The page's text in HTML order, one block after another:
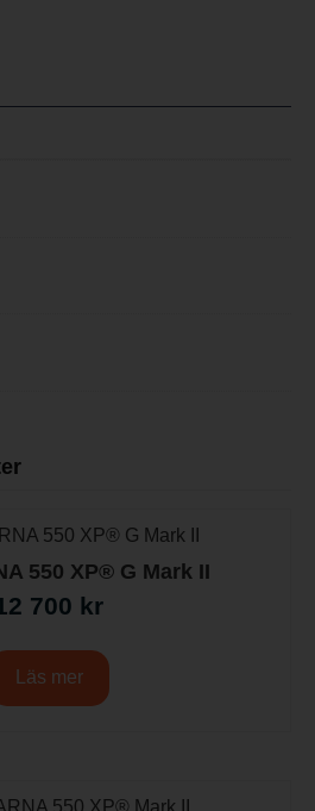
550 XP® G Mark II
700 kr
Läs mer